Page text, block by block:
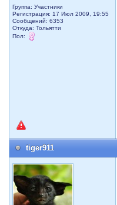
Группа: Участники
Регистрация: 17 Июл 2009, 19:55
Сообщений: 6353
Откуда: Тольятти
Пол:
tiger911